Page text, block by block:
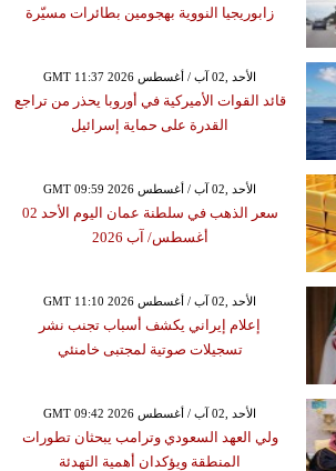
زابوريجيا النووية بهجومين بطائرات مسيّرة
GMT 11:37 2026 الأحد ,02 آب / أغسطس
قائد القوات الأميركية في أوروبا يحذر من تراجع
القدرة على حماية إسرائيل
GMT 09:59 2026 الأحد ,02 آب / أغسطس
سعر الذهب في سلطنة عمان اليوم الأحد 02
أغسطس/ آب 2026
GMT 11:10 2026 الأحد ,02 آب / أغسطس
إعلام إيراني يكشف أسباب تجنب نشر
تسجيلات صوتية لمجتبى خامنئي
GMT 09:42 2026 الأحد ,02 آب / أغسطس
ولي العهد السعودي وترامب يبحثان تطورات
المنطقة ويؤكدان أهمية التهدئة